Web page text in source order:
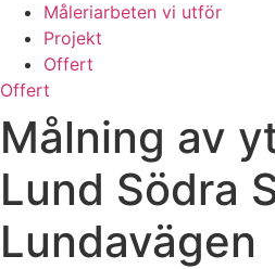
Måleriarbeten vi utför
Projekt
Offert
Offert
Målning av
Lund Södra
Lundavägen